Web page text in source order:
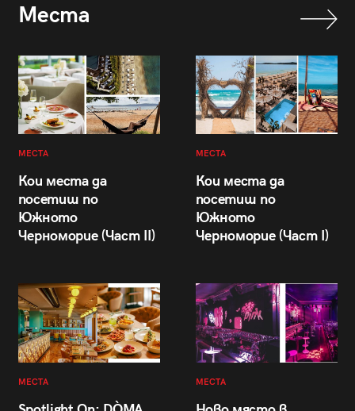
Места
МЕСТА
Кои места да
посетиш по
Южното
Черноморие (Част II)
МЕСТА
Кои места да
посетиш по
Южното
Черноморие (Част I)
МЕСТА МЕСТА